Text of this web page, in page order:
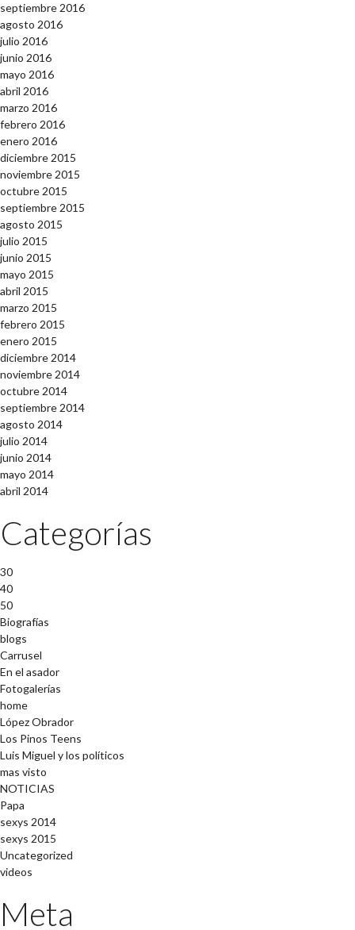
septiembre 2016
agosto 2016
julio 2016
junio 2016
mayo 2016
abril 2016
marzo 2016
febrero 2016
enero 2016
diciembre 2015
noviembre 2015
octubre 2015
septiembre 2015
agosto 2015
julio 2015
junio 2015
mayo 2015
abril 2015
marzo 2015
febrero 2015
enero 2015
diciembre 2014
noviembre 2014
octubre 2014
septiembre 2014
agosto 2014
julio 2014
junio 2014
mayo 2014
abril 2014
Categorías
30
40
50
Biografías
blogs
Carrusel
En el asador
Fotogalerías
home
López Obrador
Los Pinos Teens
Luis Miguel y los políticos
mas visto
NOTICIAS
Papa
sexys 2014
sexys 2015
Uncategorized
videos
Meta